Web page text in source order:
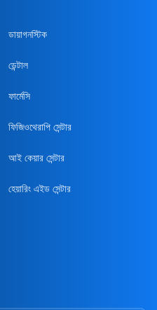
ডায়াগনস্টিক
ডেন্টাল
ফার্মেসি
ফিজিওথেরাপি সেন্টার
আই কেয়ার সেন্টার
হেয়ারিং এইড সেন্টার